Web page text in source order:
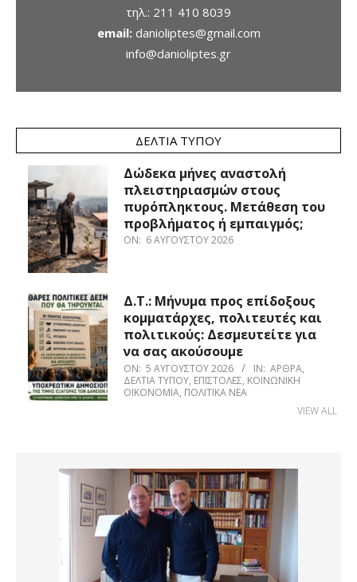
τηλ.: 211 410 8039
email: danioliptes@gmail.com
info@danioliptes.gr
ΔΕΛΤΊΑ ΤΎΠΟΥ
Δώδεκα μήνες αναστολή
πλειστηριασμών στους
πυρόπληκτους. Μετάθεση του
προβλήματος ή εμπαιγμός;
ON: 6 ΑΥΓΟΎΣΤΟΥ 2026
Δ.Τ.: Μήνυμα προς επίδοξους
κομματάρχες, πολιτευτές και
πολιτικούς: Δεσμευτείτε για
να σας ακούσουμε
ON: 5 ΑΥΓΟΎΣΤΟΥ 2026 IN: ΆΡΘΡΑ,
ΔΕΛΤΊΑ ΤΎΠΟΥ, ΕΠΙΣΤΟΛΈΣ, ΚΟΙΝΩΝΙΚΉ
ΟΙΚΟΝΟΜΊΑ, ΠΟΛΙΤΙΚΆ ΝΈΑ
VIEW ALL